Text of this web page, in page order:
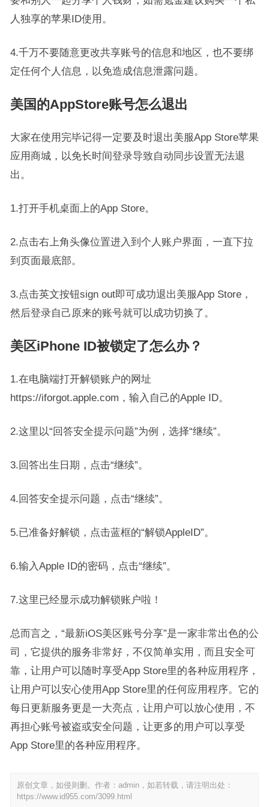
人独享的苹果ID使用。
4.千万不要随意更改共享账号的信息和地区，也不要绑
定任何个人信息，以免造成信息泄露问题。
美国的AppStore账号怎么退出
大家在使用完毕记得一定要及时退出美服App Store苹果
应用商城，以免长时间登录导致自动同步设置无法退
出。
1.打开手机桌面上的App Store。
2.点击右上角头像位置进入到个人账户界面，一直下拉
到页面最底部。
3.点击英文按钮sign out即可成功退出美服App Store，
然后登录自己原来的账号就可以成功切换了。
美区iPhone ID被锁定了怎么办？
1.在电脑端打开解锁账户的网址
https://iforgot.apple.com，输入自己的Apple ID。
2.这里以“回答安全提示问题”为例，选择“继续”。
3.回答出生日期，点击“继续”。
4.回答安全提示问题，点击“继续”。
5.已准备好解锁，点击蓝框的“解锁AppleID”。
6.输入Apple ID的密码，点击“继续”。
7.这里已经显示成功解锁账户啦！
总而言之，“最新iOS美区账号分享”是一家非常出色的公
司，它提供的服务非常好，不仅简单实用，而且安全可
靠，让用户可以随时享受App Store里的各种应用程序，
让用户可以安心使用App Store里的任何应用程序。它的
每日更新服务更是一大亮点，让用户可以放心使用，不
再担心账号被盗或安全问题，让更多的用户可以享受
App Store里的各种应用程序。
原创文章，如侵则删。作者：admin，如若转载，请注明出处：
https://www.id955.com/3099.html